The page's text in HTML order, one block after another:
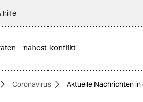
hilfe
nahost-konflikt
Coronavirus Aktuelle Nachrichten in